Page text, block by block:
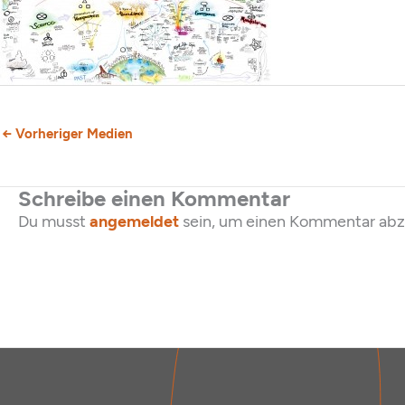
← Vorheriger Medien
Schreibe einen Kommentar
Du musst angemeldet sein, um einen Kommentar